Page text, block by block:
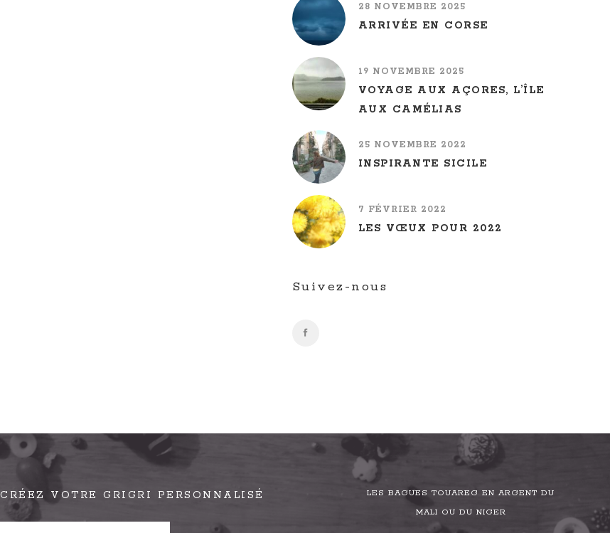
28 NOVEMBRE 2025
ARRIVÉE EN CORSE
19 NOVEMBRE 2025
VOYAGE AUX AÇORES, L’ÎLE
AUX CAMÉLIAS
25 NOVEMBRE 2022
INSPIRANTE SICILE
7 FÉVRIER 2022
LES VŒUX POUR 2022
Suivez-nous
CRÉEZ VOTRE GRIGRI PERSONNALISÉ
LES BAGUES TOUAREG EN ARGENT DU
MALI OU DU NIGER